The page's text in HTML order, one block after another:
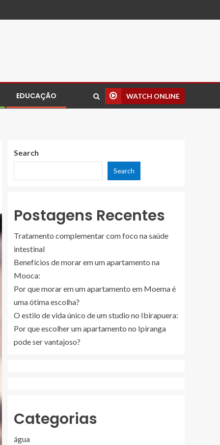
EDUCAÇÃO WATCH ONLINE
Search
Search
Postagens Recentes
Tratamento complementar com foco na saúde
intestinal
Benefícios de morar em um apartamento na
Mooca:
Por que morar em um apartamento em Moema é
uma ótima escolha?
O estilo de vida único de um studio no Ibirapuera:
Por que escolher um apartamento no Ipiranga
pode ser vantajoso?
Categorias
água